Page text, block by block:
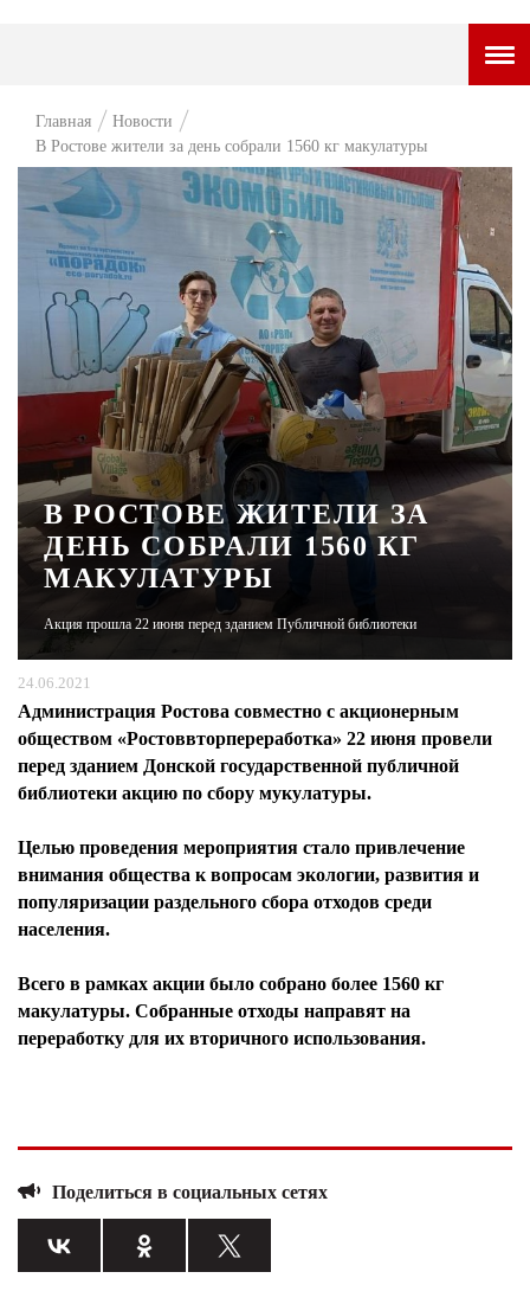
НОВОСТИ
ВОПРОС НЕДЕЛИ
ПРЕМЬЕРА
ТАМ И ТУТ
СТИЛЬ ЖИЗНИ
ХАЙП
ЧЕЛОВЕК ОСОБЕННЫЙ
АФИША
Главная
Новости
В Ростове жители за день собрали 1560 кг макулатуры
В РОСТОВЕ ЖИТЕЛИ ЗА
ДЕНЬ СОБРАЛИ 1560 КГ
МАКУЛАТУРЫ
Акция прошла 22 июня перед зданием Публичной библиотеки
24.06.2021
Администрация Ростова совместно с акционерным
обществом «Ростоввторпереработка» 22 июня провели
перед зданием Донской государственной публичной
библиотеки акцию по сбору мукулатуры.
Целью проведения мероприятия стало привлечение
внимания общества к вопросам экологии, развития и
популяризации раздельного сбора отходов среди
населения.
Всего в рамках акции было собрано более 1560 кг
макулатуры. Собранные отходы направят на
переработку для их вторичного использования.
Поделиться в социальных сетях